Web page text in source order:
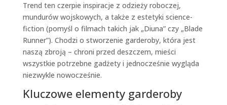
Trend ten czerpie inspiracje z odzieży roboczej,
mundurów wojskowych, a także z estetyki science-
fiction (pomyśl o filmach takich jak „Diuna” czy „Blade
Runner”). Chodzi o stworzenie garderoby, która jest
naszą zbroją – chroni przed deszczem, mieści
wszystkie potrzebne gadżety i jednocześnie wygląda
niezwykle nowocześnie.
Kluczowe elementy garderoby